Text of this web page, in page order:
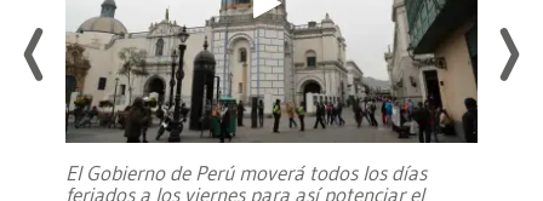
El Gobierno de Perú moverá todos los días
feriados a los viernes para así potenciar el